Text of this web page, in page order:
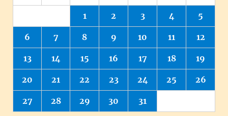
1 2 3 4 5
6 7 8 9 10 11 12
13 14 15 16 17 18 19
20 21 22 23 24 25 26
27 28 29 30 31